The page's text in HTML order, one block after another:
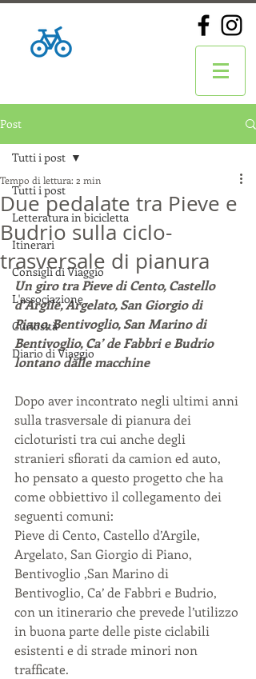
Post
Tutti i post
Letteratura in bicicletta
Itinerari
Consigli di Viaggio
L'associazione
Curiosità
Diario di Viaggio
Tutti i post
Due pedalate tra Pieve e
Budrio sulla ciclo-
trasversale di pianura
Tempo di lettura: 2 min
Un giro tra Pieve di Cento, Castello
d’Argile, Argelato, San Giorgio di
Piano, Bentivoglio, San Marino di
Bentivoglio, Ca’ de Fabbri e Budrio
lontano dalle macchine
Dopo aver incontrato negli ultimi anni
sulla trasversale di pianura dei
cicloturisti tra cui anche degli
stranieri sfiorati da camion ed auto,
ho pensato a questo progetto che ha
come obbiettivo il collegamento dei
seguenti comuni:
Pieve di Cento, Castello d’Argile,
Argelato, San Giorgio di Piano,
Bentivoglio ,San Marino di
Bentivoglio, Ca’ de Fabbri e Budrio,
con un itinerario che prevede l’utilizzo
in buona parte delle piste ciclabili
esistenti e di strade minori non
trafficate.